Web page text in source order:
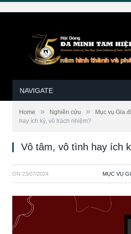
NAVIGATE
Home » Nghiên cứu » Mục vụ Gia
hay ích kỷ, vô trách nhiệm?
Vô tâm, vô tình hay ích
ON 23/07/2024 MỤC VỤ